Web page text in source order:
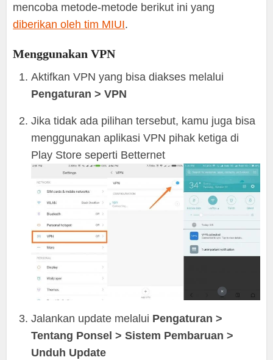
mencoba metode-metode berikut ini yang
diberikan oleh tim MIUI.
Menggunakan VPN
Aktifkan VPN yang bisa diakses melalui
Pengaturan > VPN
Jika tidak ada pilihan tersebut, kamu juga bisa
menggunakan aplikasi VPN pihak ketiga di
Play Store seperti Betternet
Jalankan update melalui Pengaturan >
Tentang Ponsel > Sistem Pembaruan >
Unduh Update